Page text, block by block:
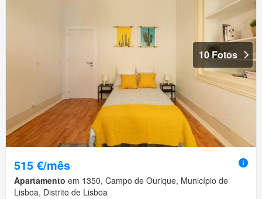
10 Fotos
515 €/mês
Apartamento em 1350, Campo de Ourique, Município de
Lisboa, Distrito de Lisboa